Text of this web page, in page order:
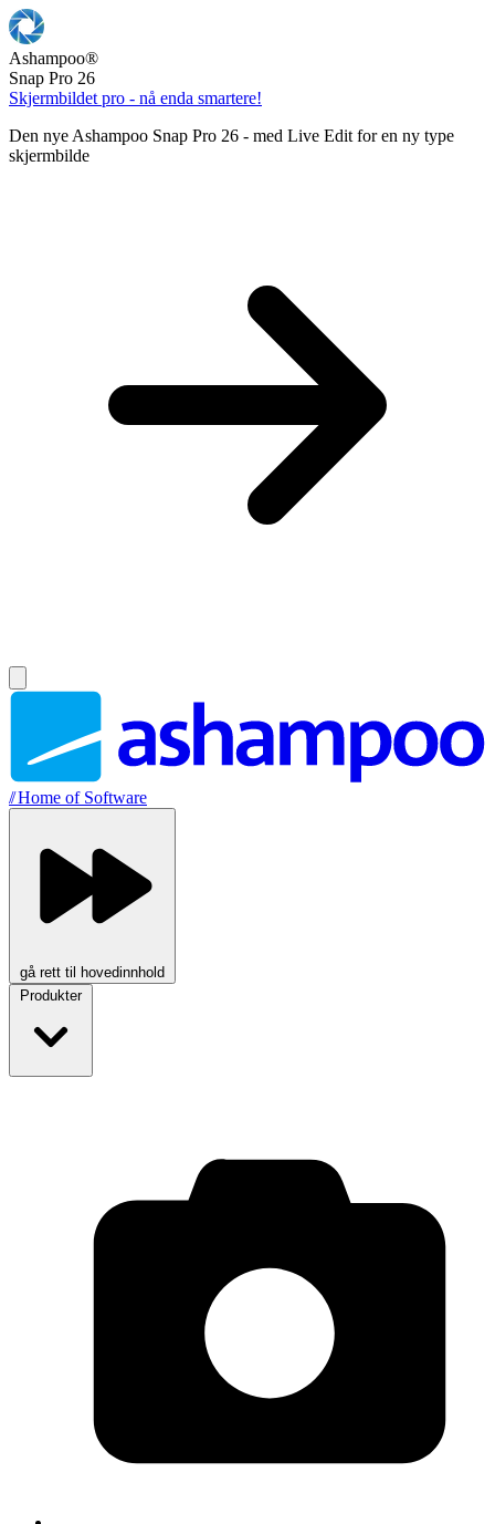
Ashampoo®
Snap Pro 26
Skjermbildet pro - nå enda smartere!
Den nye Ashampoo Snap Pro 26 - med Live Edit for en ny type
skjermbilde
//Home of Software
gå rett til hovedinnhold
Produkter